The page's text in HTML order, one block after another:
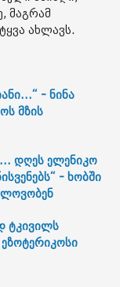
მაგრამ
ახლავს.
- ნინა
მზის
დღეს ელენიკო
- ხობში
ტკივილს